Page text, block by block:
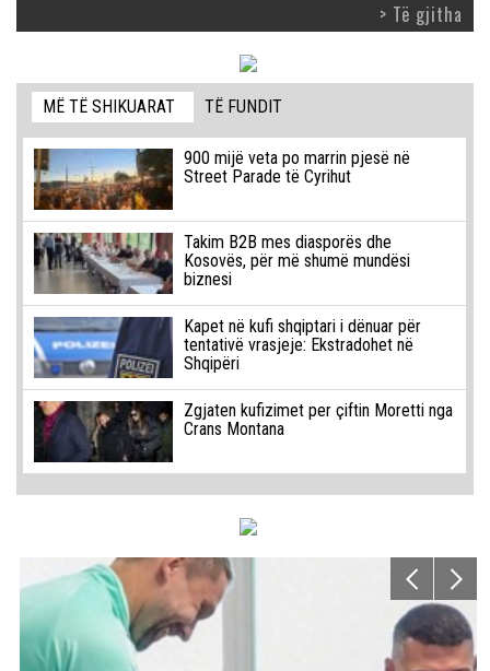
> Të gjitha
MË TË SHIKUARAT TË FUNDIT
900 mijë veta po marrin pjesë në
Street Parade të Cyrihut
Takim B2B mes diasporës dhe
Kosovës, për më shumë mundësi
biznesi
Kapet në kufi shqiptari i dënuar për
tentativë vrasjeje: Ekstradohet në
Shqipëri
Zgjaten kufizimet per çiftin Moretti nga
Crans Montana